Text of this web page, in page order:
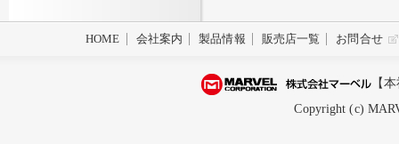
HOME 会社案内 製品情報 販売店一覧 お問合せ
【
Copyright (c)